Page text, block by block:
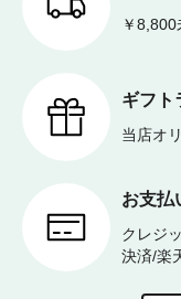
￥
ギフト
当店オ
お支払
クレジ
決済/楽